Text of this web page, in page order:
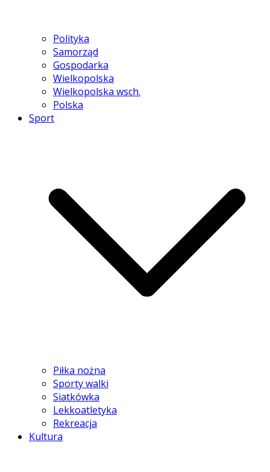
Polityka
Samorząd
Gospodarka
Wielkopolska
Wielkopolska wsch.
Polska
Sport
Piłka nożna
Sporty walki
Siatkówka
Lekkoatletyka
Rekreacja
Kultura